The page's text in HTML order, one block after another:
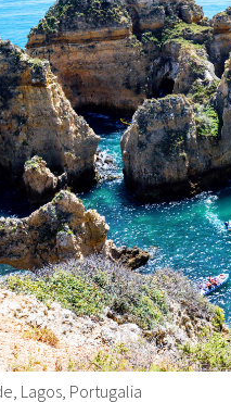
Lagos, Portugalia